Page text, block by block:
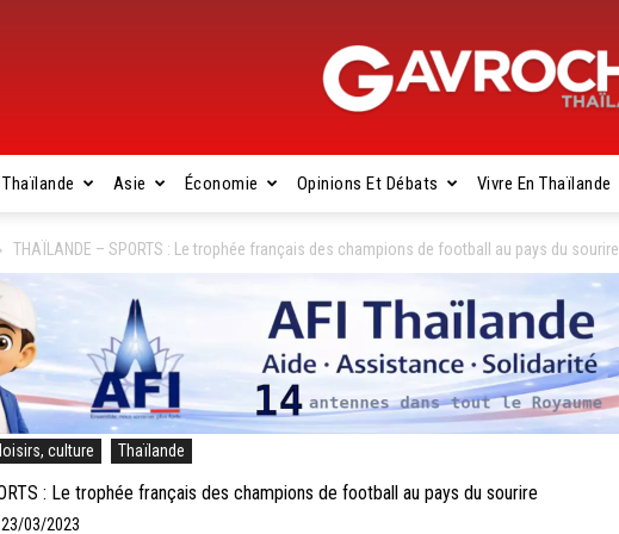
Gavroche
Thaïlande
Thaïlande Asie Économie Opinions Et Débats Vivre En Thaïlande
THAÏLANDE – SPORTS : Le trophée français des champions de football au pays du sourire
culture Thaïlande
: Le trophée français des champions de football au pays du sourire
03/2023